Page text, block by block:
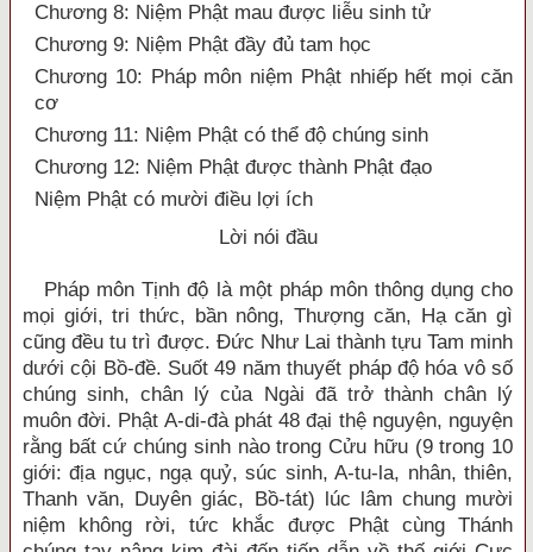
Chương 8: Niệm Phật mau được liễu sinh tử
Chương 9: Niệm Phật đầy đủ tam học
Chương 10: Pháp môn niệm Phật nhiếp hết mọi căn
cơ
Chương 11: Niệm Phật có thể độ chúng sinh
Chương 12: Niệm Phật được thành Phật đạo
Niệm Phật có mười điều lợi ích
Lời nói đầu
Pháp môn Tịnh độ là một pháp môn thông dụng cho
mọi giới, tri thức, bần nông, Thượng căn, Hạ căn gì
cũng đều tu trì được. Đức Như Lai thành tựu Tam minh
dưới cội Bồ-đề. Suốt 49 năm thuyết pháp độ hóa vô số
chúng sinh, chân lý của Ngài đã trở thành chân lý
muôn đời. Phật A-di-đà phát 48 đại thệ nguyện, nguyện
rằng bất cứ chúng sinh nào trong Cửu hữu (9 trong 10
giới: địa ngục, ngạ quỷ, súc sinh, A-tu-la, nhân, thiên,
Thanh văn, Duyên giác, Bồ-tát) lúc lâm chung mười
niệm không rời, tức khắc được Phật cùng Thánh